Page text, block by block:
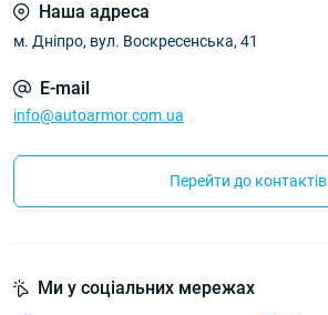
Наша адреса
м. Дніпро, вул. Воскресенська, 41
E-mail
info@autoarmor.com.ua
Перейти до контактів
Ми у соціальних мережах